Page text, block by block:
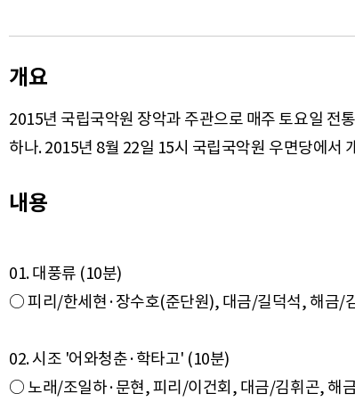
개요
2015년 국립국악원 장악과 주관으로 매주 토요일 전
하나. 2015년 8월 22일 15시 국립국악원 우면당에서
내용
01. 대풍류 (10분)
○ 피리/한세현·장수호(준단원), 대금/길덕석, 해금/
02. 시조 '어와청춘·학타고' (10분)
○ 노래/조일하·문현, 피리/이건회, 대금/김휘곤, 해